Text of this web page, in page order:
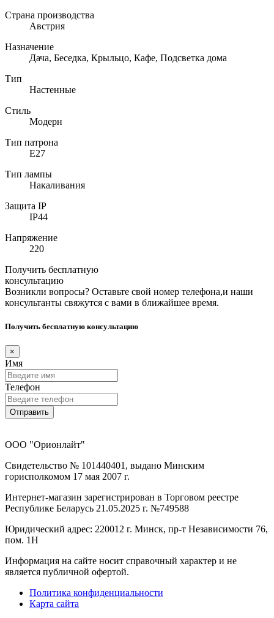
Страна производства
Австрия
Назначение
Дача, Беседка, Крыльцо, Кафе, Подсветка дома
Тип
Настенные
Стиль
Модерн
Тип патрона
E27
Тип лампы
Накаливания
Защита IP
IP44
Напряжение
220
Получить бесплатную
консультацию
Возникли вопросы? Оставьте свой номер телефона,и наши
консультанты свяжутся с вами в ближайшее время.
Получить бесплатную консультацию
×
Имя
Телефон
Отправить
ООО "Орионлайт"
Свидетельство № 101440401, выдано Минским
горисполкомом 17 мая 2007 г.
Интернет-магазин зарегистрирован в Торговом реестре
Республике Беларусь 21.05.2025 г. №749588
Юридический адрес: 220012 г. Минск, пр-т Независимости 76,
пом. 1Н
Информация на сайте носит справочный характер и не
является публичной офертой.
Политика конфиденциальности
Карта сайта